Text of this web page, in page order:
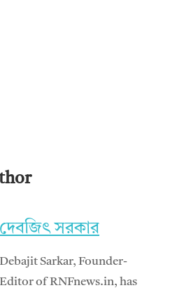
দেবজিৎ সরকার
Debajit Sarkar, Founder-
Editor of RNFnews.in, has